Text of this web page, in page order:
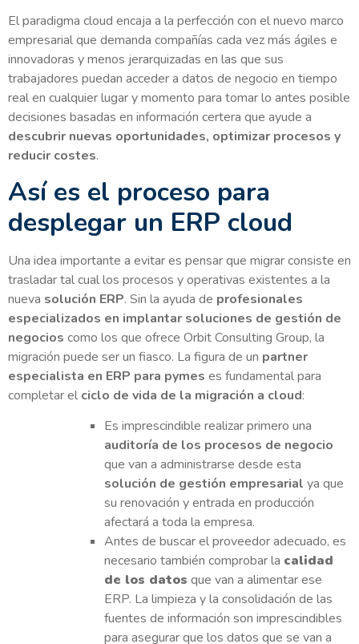
El paradigma cloud encaja a la perfección con el nuevo marco
empresarial que demanda compañías cada vez más ágiles e
innovadoras y menos jerarquizadas en las que sus
trabajadores puedan acceder a datos de negocio en tiempo
real en cualquier lugar y momento para tomar lo antes posible
decisiones basadas en información certera que ayude a
descubrir nuevas oportunidades, optimizar procesos y
reducir costes.
Así es el proceso para
desplegar un ERP cloud
Una idea importante a evitar es pensar que migrar consiste en
trasladar tal cual los procesos y operativas existentes a la
nueva solución ERP. Sin la ayuda de profesionales
especializados en implantar soluciones de gestión de
negocios como los que ofrece Orbit Consulting Group, la
migración puede ser un fiasco. La figura de un partner
especialista en ERP para pymes es fundamental para
completar el ciclo de vida de la migración a cloud:
Es imprescindible realizar primero una
auditoría de los procesos de negocio
que van a administrarse desde esta
solución de gestión empresarial ya que
su renovación y entrada en producción
afectará a toda la empresa.
Antes de buscar el proveedor adecuado, es
necesario también comprobar la calidad
de los datos que van a alimentar ese
ERP. La limpieza y la consolidación de las
fuentes de información son imprescindibles
para asegurar que los datos que se van a